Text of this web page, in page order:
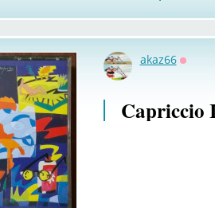
akaz66
Capriccio